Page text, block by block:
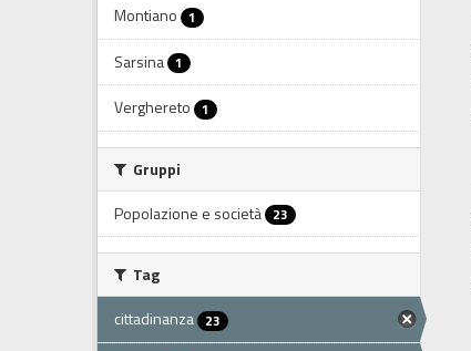
Montiano 1
Sarsina 1
Verghereto 1
Gruppi
Popolazione e società 23
Tag
cittadinanza 23